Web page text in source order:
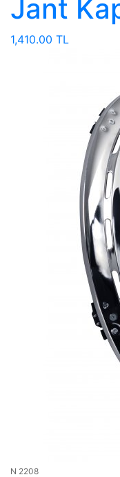
Jant
1,410.00 TL
N 2208